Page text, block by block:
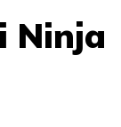
Ninja